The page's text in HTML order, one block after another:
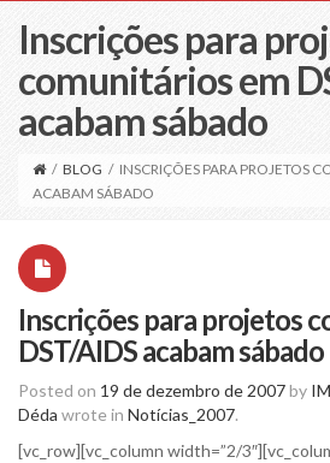
Inscrições para
comunitários em
acabam sábado
/ BLOG / INSCRIÇÕES PARA PROJETOS
ACABAM SÁBADO
Inscrições para projetos
DST/AIDS acabam sábado
Posted on 19 de dezembro de 2007by
Déda wrote in Notícias_2007.
[vc_row][vc_column width=”2/